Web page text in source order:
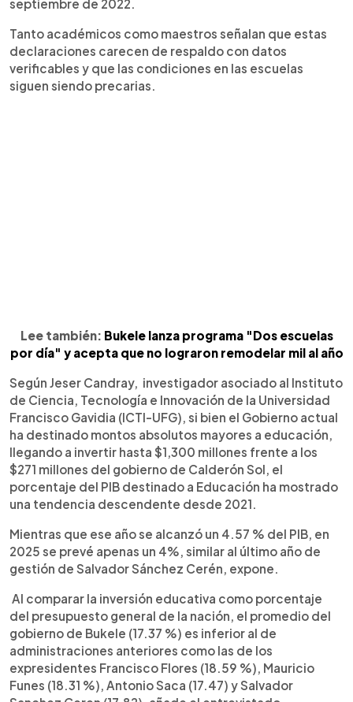
septiembre de 2022.
Tanto académicos como maestros señalan que estas
declaraciones carecen de respaldo con datos
verificables y que las condiciones en las escuelas
siguen siendo precarias.
Lee también: Bukele lanza programa "Dos escuelas
por día" y acepta que no lograron remodelar mil al año
Según Jeser Candray, investigador asociado al Instituto
de Ciencia, Tecnología e Innovación de la Universidad
Francisco Gavidia (ICTI-UFG), si bien el Gobierno actual
ha destinado montos absolutos mayores a educación,
llegando a invertir hasta $1,300 millones frente a los
$271 millones del gobierno de Calderón Sol, el
porcentaje del PIB destinado a Educación ha mostrado
una tendencia descendente desde 2021.
Mientras que ese año se alcanzó un 4.57 % del PIB, en
2025 se prevé apenas un 4%, similar al último año de
gestión de Salvador Sánchez Cerén, expone.
Al comparar la inversión educativa como porcentaje
del presupuesto general de la nación, el promedio del
gobierno de Bukele (17.37 %) es inferior al de
administraciones anteriores como las de los
expresidentes Francisco Flores (18.59 %), Mauricio
Funes (18.31 %), Antonio Saca (17.47) y Salvador